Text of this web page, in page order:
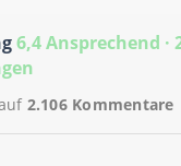
6,4 Ansprechend ·
2.106 Kommentare